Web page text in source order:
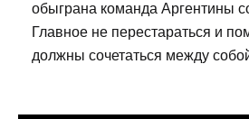
обыграна команда Аргентины
Главное не перестараться и
должны сочетаться между